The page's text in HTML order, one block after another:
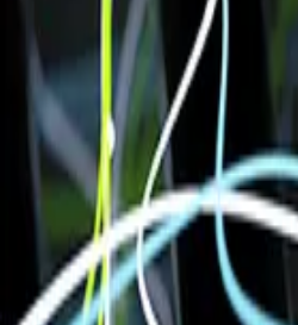
Blog
Ressourcen
Suche nach